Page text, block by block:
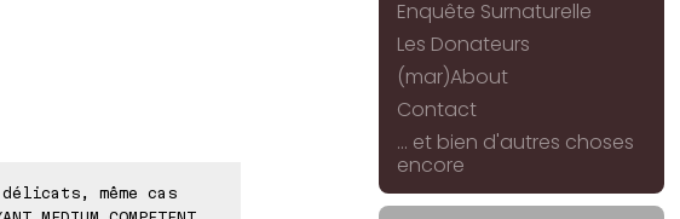
même cas
Enquête Surnaturelle
Les Donateurs
(mar)About
Contact
... et bien d'autres choses
encore